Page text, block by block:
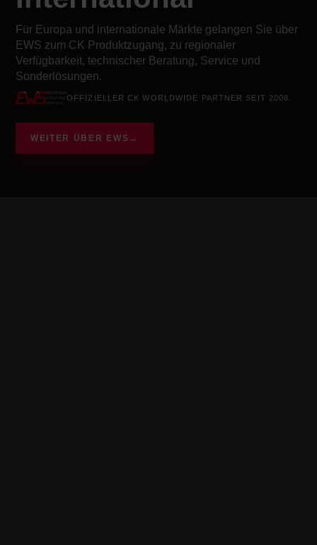
Für Europa und internationale Märkte gelangen Sie über
EWS zum CK Produktzugang, zu regionaler
Verfügbarkeit, technischer Beratung, Service und
Sonderlösungen.
OFFIZIELLER CK WORLDWIDE PARTNER SEIT 2008.
WEITER ÜBER EWS →